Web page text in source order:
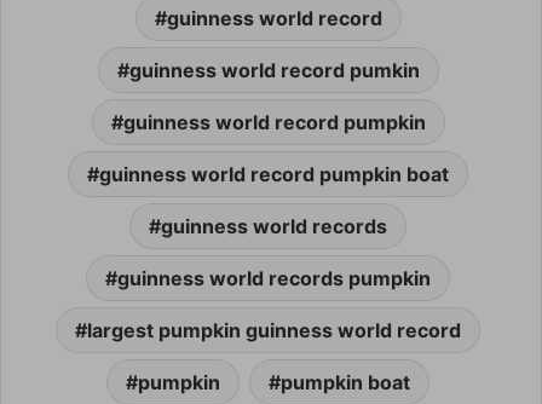
guinness world record
guinness world record pumkin
guinness world record pumpkin
guinness world record pumpkin boat
guinness world records
guinness world records pumpkin
largest pumpkin guinness world record
pumpkin pumpkin boat